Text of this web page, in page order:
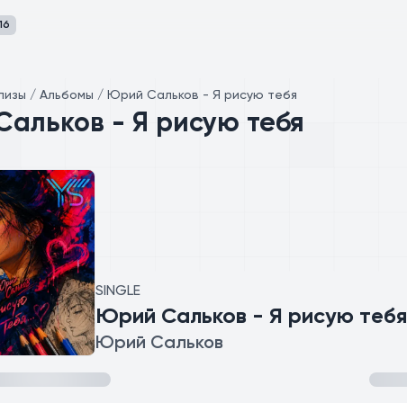
/ Альбомы / Юрий Сальков - Я рисую тебя
- Я рисую тебя
SINGLE
Юрий Сальков - Я рисую тебя
Юрий Сальков